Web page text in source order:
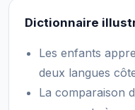
Dictionnaire
Les enfants
deux langues
La comparaison